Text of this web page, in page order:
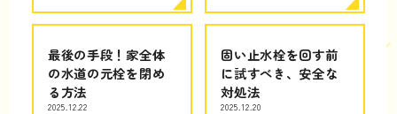
最後の手段！家全体
の水道の元栓を閉め
る方法
2025.12.22
固い止水栓を回す前
に試すべき、安全な
対処法
2025.12.20